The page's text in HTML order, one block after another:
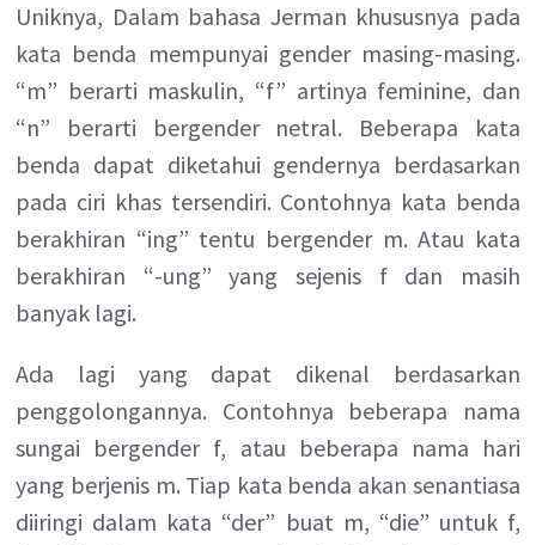
Uniknya, Dalam bahasa Jerman khususnya pada
kata benda mempunyai gender masing-masing.
“m” berarti maskulin, “f” artinya feminine, dan
“n” berarti bergender netral. Beberapa kata
benda dapat diketahui gendernya berdasarkan
pada ciri khas tersendiri. Contohnya kata benda
berakhiran “ing” tentu bergender m. Atau kata
berakhiran “-ung” yang sejenis f dan masih
banyak lagi.
Ada lagi yang dapat dikenal berdasarkan
penggolongannya. Contohnya beberapa nama
sungai bergender f, atau beberapa nama hari
yang berjenis m. Tiap kata benda akan senantiasa
diiringi dalam kata “der” buat m, “die” untuk f,